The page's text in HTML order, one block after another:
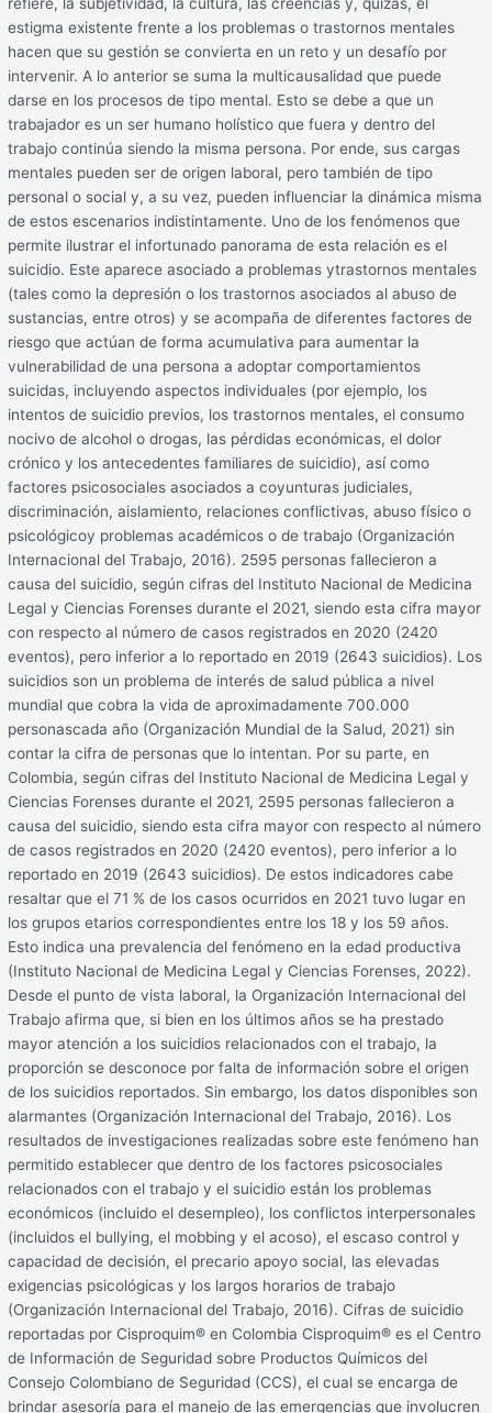
estigma existente frente a los problemas o trastornos mentales
hacen que su gestión se convierta en un reto y un desafío por
intervenir. A lo anterior se suma la multicausalidad que puede
darse en los procesos de tipo mental. Esto se debe a que un
trabajador es un ser humano holístico que fuera y dentro del
trabajo continúa siendo la misma persona. Por ende, sus cargas
mentales pueden ser de origen laboral, pero también de tipo
personal o social y, a su vez, pueden influenciar la dinámica misma
de estos escenarios indistintamente. Uno de los fenómenos que
permite ilustrar el infortunado panorama de esta relación es el
suicidio. Este aparece asociado a problemas ytrastornos mentales
(tales como la depresión o los trastornos asociados al abuso de
sustancias, entre otros) y se acompaña de diferentes factores de
riesgo que actúan de forma acumulativa para aumentar la
vulnerabilidad de una persona a adoptar comportamientos
suicidas, incluyendo aspectos individuales (por ejemplo, los
intentos de suicidio previos, los trastornos mentales, el consumo
nocivo de alcohol o drogas, las pérdidas económicas, el dolor
crónico y los antecedentes familiares de suicidio), así como
factores psicosociales asociados a coyunturas judiciales,
discriminación, aislamiento, relaciones conflictivas, abuso físico o
psicológicoy problemas académicos o de trabajo (Organización
Internacional del Trabajo, 2016). 2595 personas fallecieron a
causa del suicidio, según cifras del Instituto Nacional de Medicina
Legal y Ciencias Forenses durante el 2021, siendo esta cifra mayor
con respecto al número de casos registrados en 2020 (2420
eventos), pero inferior a lo reportado en 2019 (2643 suicidios). Los
suicidios son un problema de interés de salud pública a nivel
mundial que cobra la vida de aproximadamente 700.000
personascada año (Organización Mundial de la Salud, 2021) sin
contar la cifra de personas que lo intentan. Por su parte, en
Colombia, según cifras del Instituto Nacional de Medicina Legal y
Ciencias Forenses durante el 2021, 2595 personas fallecieron a
causa del suicidio, siendo esta cifra mayor con respecto al número
de casos registrados en 2020 (2420 eventos), pero inferior a lo
reportado en 2019 (2643 suicidios). De estos indicadores cabe
resaltar que el 71 % de los casos ocurridos en 2021 tuvo lugar en
los grupos etarios correspondientes entre los 18 y los 59 años.
Esto indica una prevalencia del fenómeno en la edad productiva
(Instituto Nacional de Medicina Legal y Ciencias Forenses, 2022).
Desde el punto de vista laboral, la Organización Internacional del
Trabajo afirma que, si bien en los últimos años se ha prestado
mayor atención a los suicidios relacionados con el trabajo, la
proporción se desconoce por falta de información sobre el origen
de los suicidios reportados. Sin embargo, los datos disponibles son
alarmantes (Organización Internacional del Trabajo, 2016). Los
resultados de investigaciones realizadas sobre este fenómeno han
permitido establecer que dentro de los factores psicosociales
relacionados con el trabajo y el suicidio están los problemas
económicos (incluido el desempleo), los conflictos interpersonales
(incluidos el bullying, el mobbing y el acoso), el escaso control y
capacidad de decisión, el precario apoyo social, las elevadas
exigencias psicológicas y los largos horarios de trabajo
(Organización Internacional del Trabajo, 2016). Cifras de suicidio
reportadas por Cisproquim® en Colombia Cisproquim® es el Centro
de Información de Seguridad sobre Productos Químicos del
Consejo Colombiano de Seguridad (CCS), el cual se encarga de
brindar asesoría para el manejo de las emergencias que involucren